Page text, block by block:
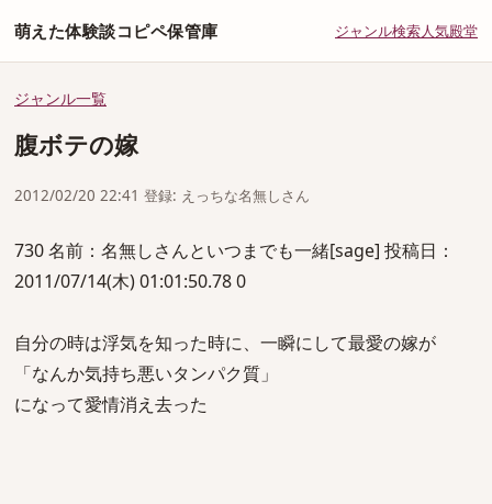
萌えた体験談コピペ保管庫 ジャンル検索人気殿堂
ジャンル一覧
腹ボテの嫁
2012/02/20 22:41 登録: えっちな名無しさん
730 名前：名無しさんといつまでも一緒[sage] 投稿日：
2011/07/14(木) 01:01:50.78 0
自分の時は浮気を知った時に、一瞬にして最愛の嫁が
「なんか気持ち悪いタンパク質」
になって愛情消え去った